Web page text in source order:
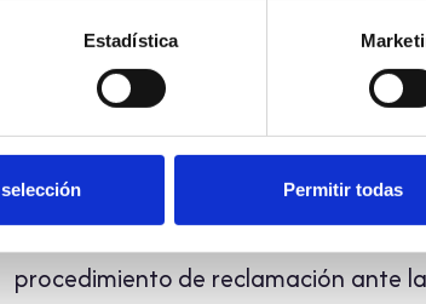
Estadística
Permitir todas
necesarias en el menor tiempo posible.
Procedimiento de aplicación
Si tras comunicar una solicitud de
satisfecha/o con nuestra respuesta,
queja o solicitud de información
procedimiento de reclamación ante